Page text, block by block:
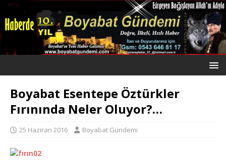
Boyabat Esentepe Öztürkler
Fırınında Neler Oluyor?…
25 Haziran 2016 Boyabat Gündemi